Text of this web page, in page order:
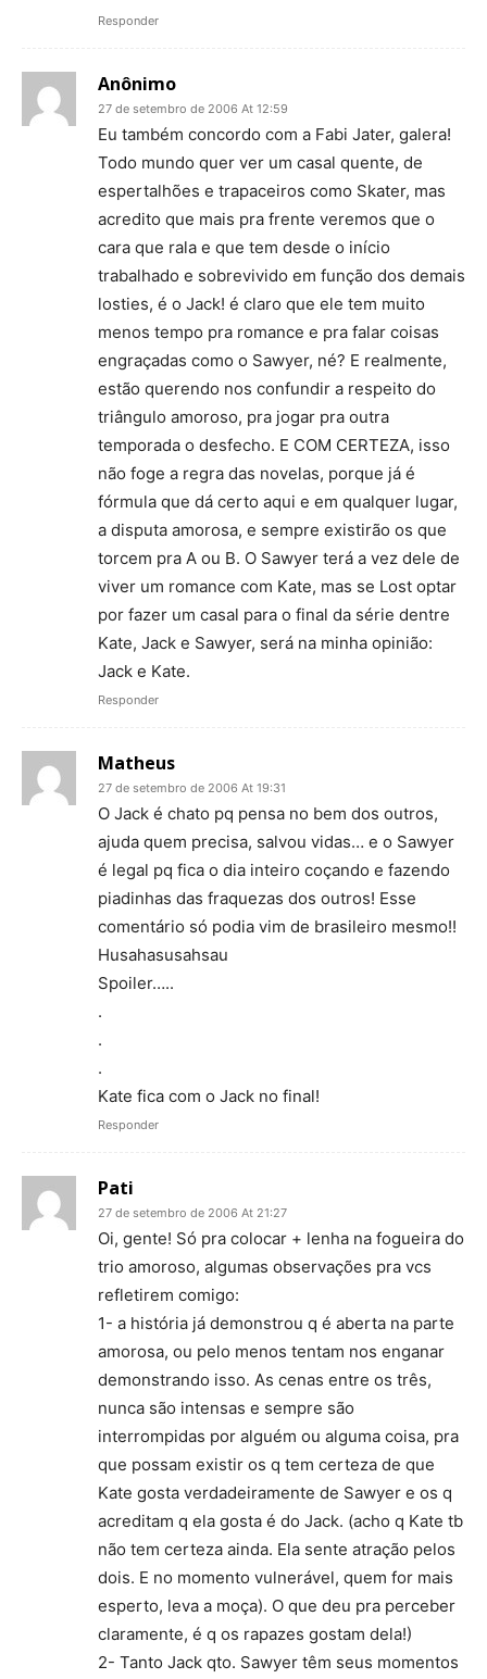
Responder
Anônimo
27 de setembro de 2006 At 12:59
Eu também concordo com a Fabi Jater, galera!
Todo mundo quer ver um casal quente, de
espertalhões e trapaceiros como Skater, mas
acredito que mais pra frente veremos que o
cara que rala e que tem desde o início
trabalhado e sobrevivido em função dos demais
losties, é o Jack! é claro que ele tem muito
menos tempo pra romance e pra falar coisas
engraçadas como o Sawyer, né? E realmente,
estão querendo nos confundir a respeito do
triângulo amoroso, pra jogar pra outra
temporada o desfecho. E COM CERTEZA, isso
não foge a regra das novelas, porque já é
fórmula que dá certo aqui e em qualquer lugar,
a disputa amorosa, e sempre existirão os que
torcem pra A ou B. O Sawyer terá a vez dele de
viver um romance com Kate, mas se Lost optar
por fazer um casal para o final da série dentre
Kate, Jack e Sawyer, será na minha opinião:
Jack e Kate.
Responder
Matheus
27 de setembro de 2006 At 19:31
O Jack é chato pq pensa no bem dos outros,
ajuda quem precisa, salvou vidas… e o Sawyer
é legal pq fica o dia inteiro coçando e fazendo
piadinhas das fraquezas dos outros! Esse
comentário só podia vim de brasileiro mesmo!!
Husahasusahsau
Spoiler…..
.
.
.
Kate fica com o Jack no final!
Responder
Pati
27 de setembro de 2006 At 21:27
Oi, gente! Só pra colocar + lenha na fogueira do
trio amoroso, algumas observações pra vcs
refletirem comigo:
1- a história já demonstrou q é aberta na parte
amorosa, ou pelo menos tentam nos enganar
demonstrando isso. As cenas entre os três,
nunca são intensas e sempre são
interrompidas por alguém ou alguma coisa, pra
que possam existir os q tem certeza de que
Kate gosta verdadeiramente de Sawyer e os q
acreditam q ela gosta é do Jack. (acho q Kate tb
não tem certeza ainda. Ela sente atração pelos
dois. E no momento vulnerável, quem for mais
esperto, leva a moça). O que deu pra perceber
claramente, é q os rapazes gostam dela!)
2- Tanto Jack qto. Sawyer têm seus momentos